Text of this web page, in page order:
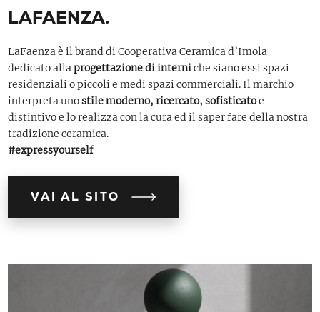
LAFAENZA.
LaFaenza è il brand di Cooperativa Ceramica d’Imola
dedicato allaprogettazione di interniche siano essi spazi
residenziali o piccoli e medi spazi commerciali. Il marchio
interpreta unostile moderno, ricercato, sofisticatoe
distintivo e lo realizza con la cura ed il saper fare della nostra
tradizione ceramica.
#expressyourself
VAI AL SITO